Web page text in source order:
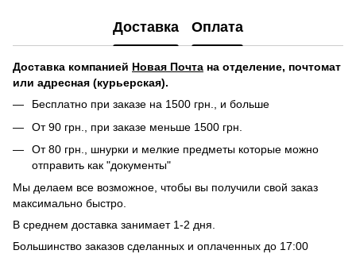
Доставка Оплата
Доставка компанией Новая Почта на отделение, почтомат
или адресная (курьерская).
Бесплатно при заказе на 1500 грн., и больше
От 90 грн., при заказе меньше 1500 грн.
От 80 грн., шнурки и мелкие предметы которые можно
отправить как "документы"
Мы делаем все возможное, чтобы вы получили свой заказ
максимально быстро.
В среднем доставка занимает 1-2 дня.
Большинство заказов сделанных и оплаченных до 17:00